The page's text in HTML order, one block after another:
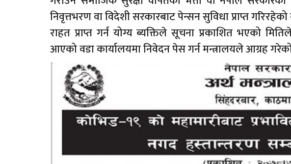
निवृत्तभरण वा विदेशी सरकारबाट पेन्सन सुविधा प्राप्त
राहत प्राप्त गर्न योग्य ब्यक्तिले सूचना प्रकाशित भएको
आएको वडा कार्यालयमा निवेदन पेस गर्न मन्त्रालयले आग्रह